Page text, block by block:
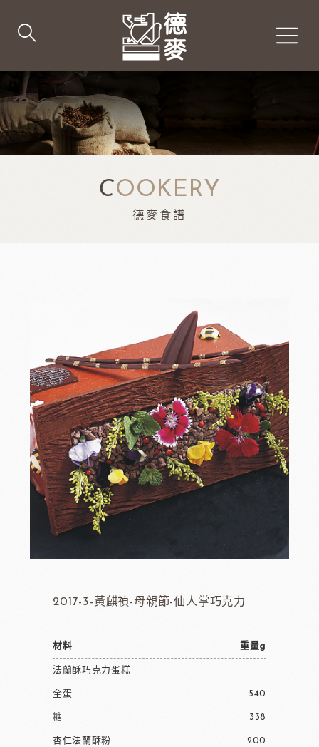
COOKERY
德麥食譜
2017-3-黃麒禎-母親節-仙人掌巧克力
材料 重量g
法蘭酥巧克力蛋糕
全蛋 540
糖 338
杏仁法蘭酥粉 200